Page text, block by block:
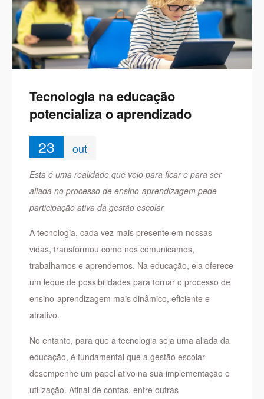
Tecnologia na educação
potencializa o aprendizado
23 out
Esta é uma realidade que veio para ficar e para ser
aliada no processo de ensino-aprendizagem pede
participação ativa da gestão escolar
A tecnologia, cada vez mais presente em nossas
vidas, transformou como nos comunicamos,
trabalhamos e aprendemos. Na educação, ela oferece
um leque de possibilidades para tornar o processo de
ensino-aprendizagem mais dinâmico, eficiente e
atrativo.
No entanto, para que a tecnologia seja uma aliada da
educação, é fundamental que a gestão escolar
desempenhe um papel ativo na sua implementação e
utilização. Afinal de contas, entre outras